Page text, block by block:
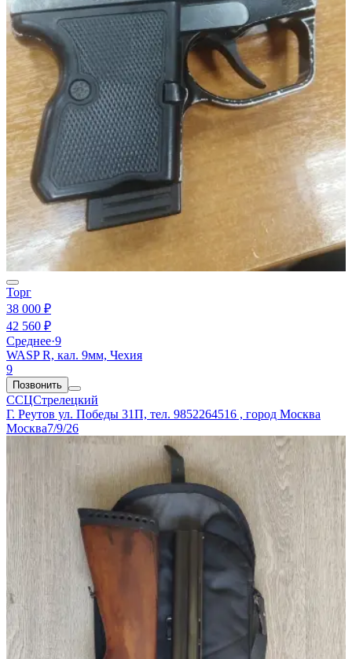
Торг
38 000 ₽
42 560 ₽
Среднее·9
WASP R, кал. 9мм, Чехия
9
Позвонить
ССЦСтрелецкий
Г. Реутов ул. Победы 31П, тел. 9852264516 , город Москва
Москва7/9/26